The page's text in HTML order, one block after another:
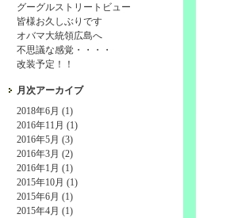
グーグルストリートビュー
皆様お久しぶりです
オバマ大統領広島へ
不思議な感覚・・・・
改装予定！！
月次アーカイブ
2018年6月 (1)
2016年11月 (1)
2016年5月 (3)
2016年3月 (2)
2016年1月 (1)
2015年10月 (1)
2015年6月 (1)
2015年4月 (1)